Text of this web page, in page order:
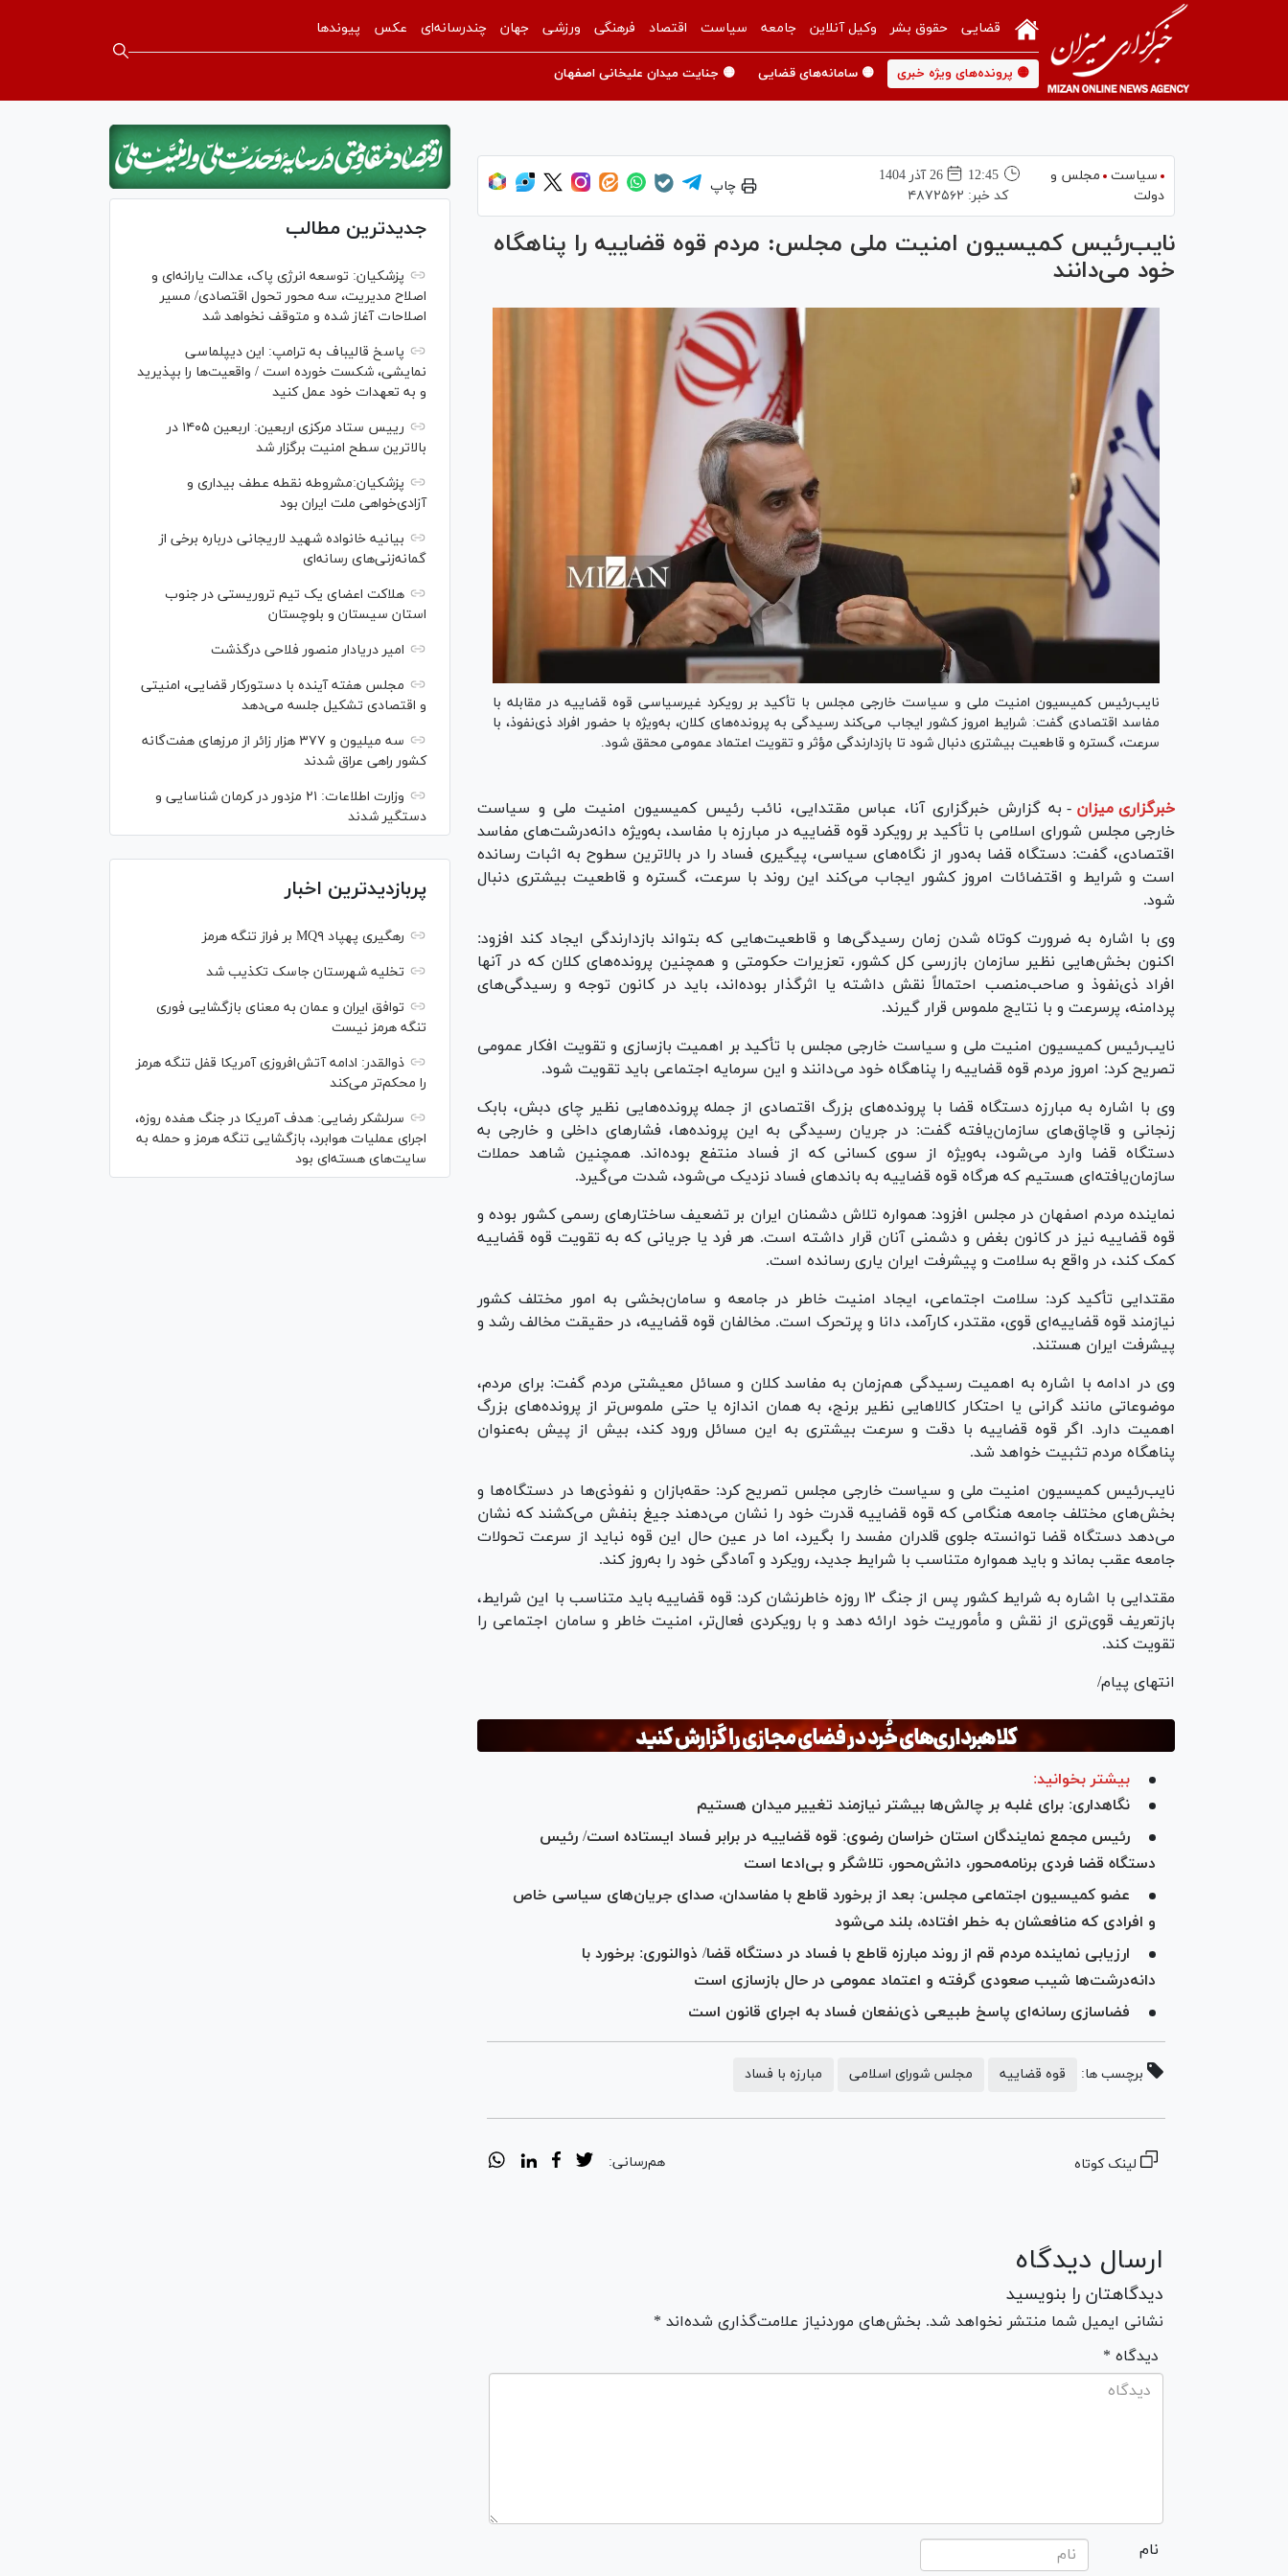
قضایی حقوق بشر وکیل آنلاین جامعه سیاست اقتصاد فرهنگی ورزشی جهان چندرسانه‌ای عکس پیوندها
🟡 پرونده‌های ویژه خبری 🟡 سامانه‌های قضایی 🟡 جنایت میدان علیخانی اصفهان
سیاست
مجلس و
دولت
12:45
26 آذر 1404
کد خبر: ۴۸۷۲۵۶۲
چاپ
نایب‌رئیس کمیسیون امنیت ملی مجلس: مردم قوه قضاییه را پناهگاه
خود می‌دانند
نایب‌رئیس کمیسیون امنیت ملی و سیاست خارجی مجلس با تأکید بر رویکرد غیرسیاسی قوه قضاییه در مقابله با
مفاسد اقتصادی گفت: شرایط امروز کشور ایجاب می‌کند رسیدگی به پرونده‌های کلان، به‌ویژه با حضور افراد ذی‌نفوذ، با
سرعت، گستره و قاطعیت بیشتری دنبال شود تا بازدارندگی مؤثر و تقویت اعتماد عمومی محقق شود.
خبرگزاری میزان - به گزارش خبرگزاری آنا، عباس مقتدایی، نائب رئیس کمیسیون امنیت ملی و سیاست
خارجی مجلس شورای اسلامی با تأکید بر رویکرد قوه قضاییه در مبارزه با مفاسد، به‌ویژه دانه‌درشت‌های مفاسد
اقتصادی، گفت: دستگاه قضا به‌دور از نگاه‌های سیاسی، پیگیری فساد را در بالاترین سطوح به اثبات رسانده
است و شرایط و اقتضائات امروز کشور ایجاب می‌کند این روند با سرعت، گستره و قاطعیت بیشتری دنبال
شود.
وی با اشاره به ضرورت کوتاه شدن زمان رسیدگی‌ها و قاطعیت‌هایی که بتواند بازدارندگی ایجاد کند افزود:
اکنون بخش‌هایی نظیر سازمان بازرسی کل کشور، تعزیرات حکومتی و همچنین پرونده‌های کلان که در آنها
افراد ذی‌نفوذ و صاحب‌منصب احتمالاً نقش داشته یا اثرگذار بوده‌اند، باید در کانون توجه و رسیدگی‌های
پردامنه، پرسرعت و با نتایج ملموس قرار گیرند.
نایب‌رئیس کمیسیون امنیت ملی و سیاست خارجی مجلس با تأکید بر اهمیت بازسازی و تقویت افکار عمومی
تصریح کرد: امروز مردم قوه قضاییه را پناهگاه خود می‌دانند و این سرمایه اجتماعی باید تقویت شود.
وی با اشاره به مبارزه دستگاه قضا با پرونده‌های بزرگ اقتصادی از جمله پرونده‌هایی نظیر چای دبش، بابک
زنجانی و قاچاق‌های سازمان‌یافته گفت: در جریان رسیدگی به این پرونده‌ها، فشار‌های داخلی و خارجی به
دستگاه قضا وارد می‌شود، به‌ویژه از سوی کسانی که از فساد منتفع بوده‌اند. همچنین شاهد حملات
سازمان‌یافته‌ای هستیم که هرگاه قوه قضاییه به باند‌های فساد نزدیک می‌شود، شدت می‌گیرد.
نماینده مردم اصفهان در مجلس افزود: همواره تلاش دشمنان ایران بر تضعیف ساختار‌های رسمی کشور بوده و
قوه قضاییه نیز در کانون بغض و دشمنی آنان قرار داشته است. هر فرد یا جریانی که به تقویت قوه قضاییه
کمک کند، در واقع به سلامت و پیشرفت ایران یاری رسانده است.
مقتدایی تأکید کرد: سلامت اجتماعی، ایجاد امنیت خاطر در جامعه و سامان‌بخشی به امور مختلف کشور
نیازمند قوه قضاییه‌ای قوی، مقتدر، کارآمد، دانا و پرتحرک است. مخالفان قوه قضاییه، در حقیقت مخالف رشد و
پیشرفت ایران هستند.
وی در ادامه با اشاره به اهمیت رسیدگی هم‌زمان به مفاسد کلان و مسائل معیشتی مردم گفت: برای مردم،
موضوعاتی مانند گرانی یا احتکار کالا‌هایی نظیر برنج، به همان اندازه یا حتی ملموس‌تر از پرونده‌های بزرگ
اهمیت دارد. اگر قوه قضاییه با دقت و سرعت بیشتری به این مسائل ورود کند، بیش از پیش به‌عنوان
پناهگاه مردم تثبیت خواهد شد.
نایب‌رئیس کمیسیون امنیت ملی و سیاست خارجی مجلس تصریح کرد: حقه‌بازان و نفوذی‌ها در دستگاه‌ها و
بخش‌های مختلف جامعه هنگامی که قوه قضاییه قدرت خود را نشان می‌دهند جیغ بنفش می‌کشند که نشان
می‌دهد دستگاه قضا توانسته جلوی قلدران مفسد را بگیرد، اما در عین حال این قوه نباید از سرعت تحولات
جامعه عقب بماند و باید همواره متناسب با شرایط جدید، رویکرد و آمادگی خود را به‌روز کند.
مقتدایی با اشاره به شرایط کشور پس از جنگ ۱۲ روزه خاطرنشان کرد: قوه قضاییه باید متناسب با این شرایط،
بازتعریف قوی‌تری از نقش و مأموریت خود ارائه دهد و با رویکردی فعال‌تر، امنیت خاطر و سامان اجتماعی را
تقویت کند.
انتهای پیام/
بیشتر بخوانید:
نگاهداری: برای غلبه بر چالش‌ها بیشتر نیازمند تغییر میدان هستیم
رئیس مجمع نمایندگان استان خراسان رضوی: قوه قضاییه در برابر فساد ایستاده است/ رئیس
دستگاه قضا فردی برنامه‌محور، دانش‌محور، تلاشگر و بی‌ادعا است
عضو کمیسیون اجتماعی مجلس: بعد از برخورد قاطع با مفاسدان، صدا‌ی جریان‌های سیاسی خاص
و افرادی که منافعشان به خطر افتاده، بلند می‌شود
ارزیابی نماینده مردم قم از روند مبارزه قاطع با فساد در دستگاه قضا/ ذوالنوری: برخورد با
دانه‌درشت‌ها شیب صعودی گرفته و اعتماد عمومی در حال بازسازی است
فضاسازی رسانه‌ای پاسخ طبیعی ذی‌نفعان فساد به اجرای قانون است
برچسب ها: قوه قضاییه مجلس شورای اسلامی مبارزه با فساد
لینک کوتاه هم‌رسانی:
ارسال دیدگاه
دیدگاهتان را بنویسید
نشانی ایمیل شما منتشر نخواهد شد. بخش‌های موردنیاز علامت‌گذاری شده‌اند *
* دیدگاه
نام
جدیدترین مطالب
پزشکیان: توسعه انرژی پاک، عدالت یارانه‌ای و
اصلاح مدیریت، سه محور تحول اقتصادی/ مسیر
اصلاحات آغاز شده و متوقف نخواهد شد
پاسخ قالیباف به ترامپ: این دیپلماسی
نمایشی، شکست خورده است / واقعیت‌ها را بپذیرید
و به تعهدات خود عمل کنید
رییس ستاد مرکزی اربعین: اربعین ۱۴۰۵ در
بالاترین سطح امنیت برگزار شد
پزشکیان:مشروطه نقطه عطف بیداری و
آزادی‌خواهی ملت ایران بود
بیانیه خانواده شهید لاریجانی درباره برخی از
گمانه‌زنی‌های رسانه‌ای
هلاکت اعضای یک تیم تروریستی در جنوب
استان سیستان و بلوچستان
امیر دریادار منصور فلاحی درگذشت
مجلس هفته آینده با دستورکار قضایی، امنیتی
و اقتصادی تشکیل جلسه می‌دهد
سه میلیون و ۳۷۷ هزار زائر از مرز‌های هفت‌گانه
کشور راهی عراق شدند
وزارت اطلاعات: ۲۱ مزدور در کرمان شناسایی و
دستگیر شدند
پربازدیدترین اخبار
رهگیری پهپاد MQ۹ بر فراز تنگه هرمز
تخلیه شهرستان جاسک تکذیب شد
توافق ایران و عمان به معنای بازگشایی فوری
تنگه هرمز نیست
ذوالقدر: ادامه آتش‌افروزی آمریکا قفل تنگه هرمز
را محکم‌تر می‌کند
سرلشکر رضایی: هدف آمریکا در جنگ هفده روزه،
اجرای عملیات هوابرد، بازگشایی تنگه هرمز و حمله به
سایت‌های هسته‌ای بود